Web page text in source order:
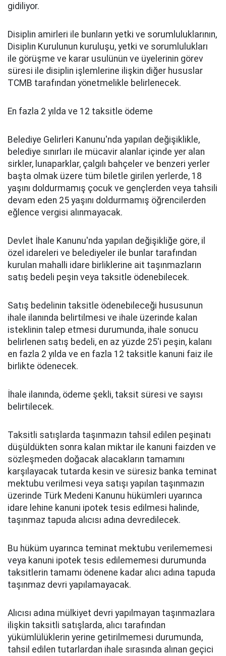
gidiliyor.
Disiplin amirleri ile bunların yetki ve sorumluluklarının,
Disiplin Kurulunun kuruluşu, yetki ve sorumlulukları
ile görüşme ve karar usulünün ve üyelerinin görev
süresi ile disiplin işlemlerine ilişkin diğer hususlar
TCMB tarafından yönetmelikle belirlenecek.
En fazla 2 yılda ve 12 taksitle ödeme
Belediye Gelirleri Kanunu'nda yapılan değişiklikle,
belediye sınırları ile mücavir alanlar içinde yer alan
sirkler, lunaparklar, çalgılı bahçeler ve benzeri yerler
başta olmak üzere tüm biletle girilen yerlerde, 18
yaşını doldurmamış çocuk ve gençlerden veya tahsili
devam eden 25 yaşını doldurmamış öğrencilerden
eğlence vergisi alınmayacak.
Devlet İhale Kanunu'nda yapılan değişikliğe göre, il
özel idareleri ve belediyeler ile bunlar tarafından
kurulan mahalli idare birliklerine ait taşınmazların
satış bedeli peşin veya taksitle ödenebilecek.
Satış bedelinin taksitle ödenebileceği hususunun
ihale ilanında belirtilmesi ve ihale üzerinde kalan
isteklinin talep etmesi durumunda, ihale sonucu
belirlenen satış bedeli, en az yüzde 25'i peşin, kalanı
en fazla 2 yılda ve en fazla 12 taksitle kanuni faiz ile
birlikte ödenecek.
İhale ilanında, ödeme şekli, taksit süresi ve sayısı
belirtilecek.
Taksitli satışlarda taşınmazın tahsil edilen peşinatı
düşüldükten sonra kalan miktar ile kanuni faizden ve
sözleşmeden doğacak alacakların tamamını
karşılayacak tutarda kesin ve süresiz banka teminat
mektubu verilmesi veya satışı yapılan taşınmazın
üzerinde Türk Medeni Kanunu hükümleri uyarınca
idare lehine kanuni ipotek tesis edilmesi halinde,
taşınmaz tapuda alıcısı adına devredilecek.
Bu hüküm uyarınca teminat mektubu verilememesi
veya kanuni ipotek tesis edilememesi durumunda
taksitlerin tamamı ödenene kadar alıcı adına tapuda
taşınmaz devri yapılamayacak.
Alıcısı adına mülkiyet devri yapılmayan taşınmazlara
ilişkin taksitli satışlarda, alıcı tarafından
yükümlülüklerin yerine getirilmemesi durumunda,
tahsil edilen tutarlardan ihale sırasında alınan geçici